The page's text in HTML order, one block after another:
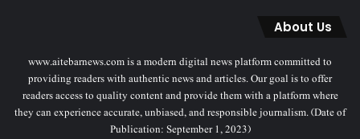
About Us
www.aitebarnews.com is a modern digital news platform committed to
providing readers with authentic news and articles. Our goal is to offer
readers access to quality content and provide them with a platform where
they can experience accurate, unbiased, and responsible journalism. (Date of
Publication: September 1, 2023)